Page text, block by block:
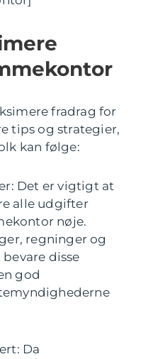
fradrag for
tips og strategier,
kan følge:
Det er vigtigt at
alle udgifter
nøje.
regninger og
disse
god
Da